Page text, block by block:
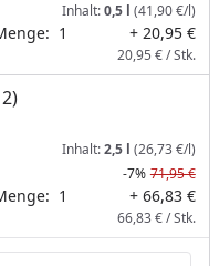
Inhalt:0,5 l (41,90 €/l)
1 + 20,95 €
20,95 € / Stk.
Inhalt:2,5 l (26,73 €/l)
-7% 71,95 €
1 + 66,83 €
66,83 € / Stk.